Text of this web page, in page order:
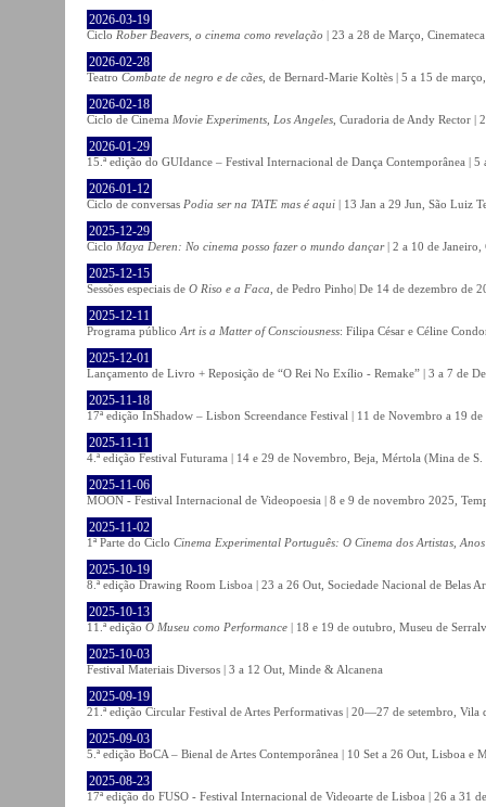
2026-03-19
Ciclo Rober Beavers, o cinema como revelação | 23 a 28 de Março,
2026-02-28
Teatro Combate de negro e de cães , de Bernard-Marie Koltès | 5 a 15 de
2026-02-18
Ciclo de Cinema Movie Experiments, Los Angeles , Curadoria de Andy Rector
2026-01-29
15.ª edição do GUIdance – Festival Internacional de Dança Contemporânea |
2026-01-12
Ciclo de conversas Podia ser na TATE mas é aqui | 13 Jan a 29 Jun, São Luiz
2025-12-29
Ciclo Maya Deren: No cinema posso fazer o mundo dançar| 2 a 10 de Janeiro,
2025-12-15
Sessões especiais de O Riso e a Faca , de Pedro Pinho| De 14 de dezembro de
2025-12-11
Programa público Art is a Matter of Consciousness: Filipa César e Céline
2025-12-01
Lançamento de Livro + Reposição de “O Rei No Exílio - Remake” | 3 a 7 de
2025-11-18
17ª edição InShadow – Lisbon Screendance Festival | 11 de Novembro a 19
2025-11-11
4.ª edição Festival Futurama | 14 e 29 de Novembro, Beja, Mértola (Mina de
2025-11-06
MOON - Festival Internacional de Videopoesia | 8 e 9 de novembro 2025,
2025-11-02
1ª Parte do Ciclo Cinema Experimental Português: O Cinema dos Artistas,
2025-10-19
8.ª edição Drawing Room Lisboa | 23 a 26 Out, Sociedade Nacional de Belas
2025-10-13
11.ª edição O Museu como Performance | 18 e 19 de outubro, Museu de
2025-10-03
Festival Materiais Diversos | 3 a 12 Out, Minde & Alcanena
2025-09-19
21.ª edição Circular Festival de Artes Performativas | 20—27 de setembro, Vila
2025-09-03
5.ª edição BoCA – Bienal de Artes Contemporânea | 10 Set a 26 Out, Lisboa e
2025-08-23
17ª edição do FUSO - Festival Internacional de Videoarte de Lisboa | 26 a 31